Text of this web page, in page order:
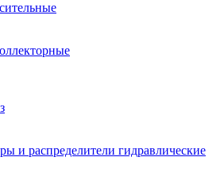
и распределители гидравлические